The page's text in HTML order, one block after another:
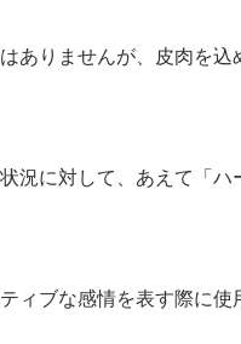
ありませんが、皮肉を込
況に対して、あえて「ハ
ィブな感情を表す際に使